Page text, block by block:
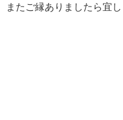
またご縁ありましたら宜